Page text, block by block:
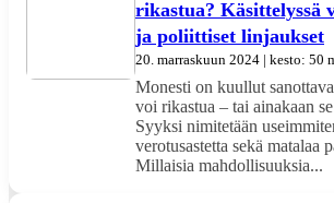
rikastua? Käsittelyssä
ja poliittiset linjaukset
20. marraskuun 2024 | kesto: 50
Monesti on kuullut
voi rikastua – tai ainakaan
Syyksi nimitetään
verotusastetta sekä matalaa
Millaisia mahdollisuuksia...